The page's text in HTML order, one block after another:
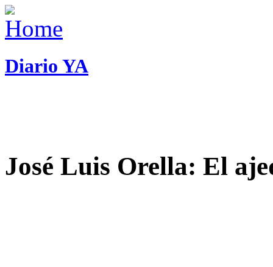
Diario YA
José Luis Orella: El